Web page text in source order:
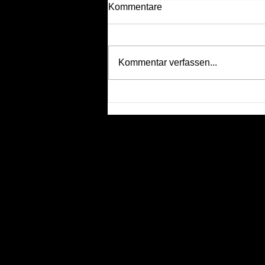
Kommentare
Kommentar verfassen...